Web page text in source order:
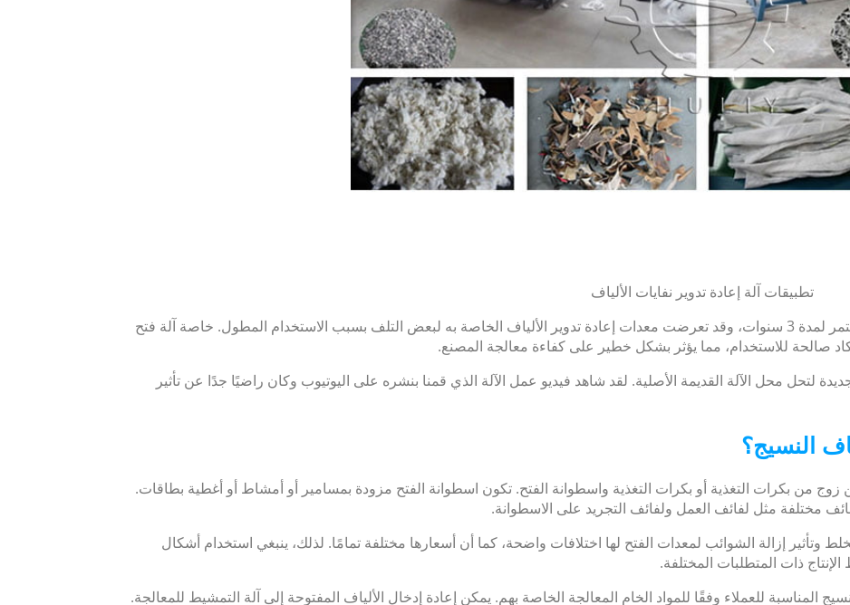
تطبيقات آلة إعادة تدوير نفايات الألياف
يعمل مصنع العميل الإندونيسي بشكل مستمر لمدة 3 سنوات، وقد تعرضت معدات إعادة تدوير الألياف الخاصة به لبعض التلف بسبب الاستخدام المطول. خاصة آلة فتح
صالحة للاستخدام، مما يؤثر بشكل خطير على كفاءة معالجة المصنع.
لتحل محل الآلة القديمة الأصلية. لقد شاهد فيديو عمل الآلة الذي قمنا بنشره على اليوتيوب وكان راضيًا جدًا عن تأثير
النسيج؟
من بكرات التغذية أو بكرات التغذية واسطوانة الفتح. تكون اسطوانة الفتح مزودة بمسامير أو أمشاط أو أغطية بطاقات.
مختلفة مثل لفائف العمل ولفائف التجريد على الاسطوانة.
وتأثير إزالة الشوائب لمعدات الفتح لها اختلافات واضحة، كما أن أسعارها مختلفة تمامًا. لذلك، ينبغي استخدام أشكال
ذات المتطلبات المختلفة.
المناسبة للعملاء وفقًا للمواد الخام المعالجة الخاصة بهم. يمكن إعادة إدخال الألياف المفتوحة إلى آلة التمشيط للمعالجة.